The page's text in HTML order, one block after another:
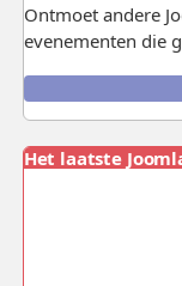
Ontmoet andere
evenementen die
Het laatste